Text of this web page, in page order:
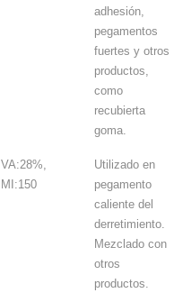
adhesión,
pegamentos
fuertes y otros
productos,
como
recubierta
goma.
VA:28%,
MI:150
Utilizado en
pegamento
caliente del
derretimiento.
Mezclado con
otros
productos.